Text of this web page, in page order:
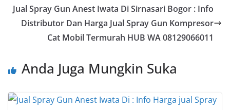
Jual Spray Gun Anest Iwata Di Sirnasari Bogor : Info
Distributor Dan Harga Jual Spray Gun Kompresor
Cat Mobil Termurah HUB WA 08129066011
Anda Juga Mungkin Suka